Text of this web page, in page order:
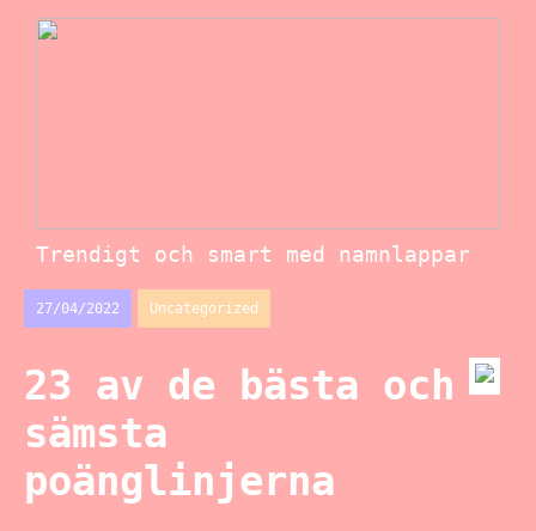
Trendigt och smart med namnlappar
27/04/2022 Uncategorized
23 av de bästa och
sämsta
poänglinjerna